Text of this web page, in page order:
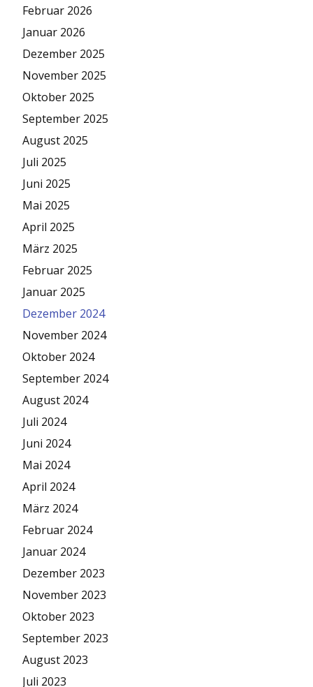
Februar 2026
Januar 2026
Dezember 2025
November 2025
Oktober 2025
September 2025
August 2025
Juli 2025
Juni 2025
Mai 2025
April 2025
März 2025
Februar 2025
Januar 2025
Dezember 2024
November 2024
Oktober 2024
September 2024
August 2024
Juli 2024
Juni 2024
Mai 2024
April 2024
März 2024
Februar 2024
Januar 2024
Dezember 2023
November 2023
Oktober 2023
September 2023
August 2023
Juli 2023